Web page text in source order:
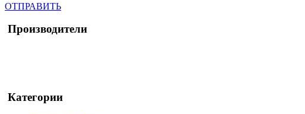
ОТПРАВИТЬ
Производители
Категории